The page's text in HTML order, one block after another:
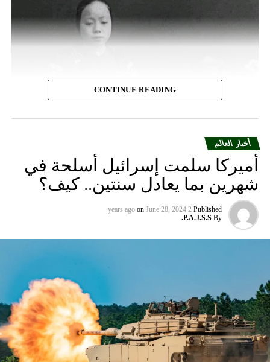
CONTINUE READING
أخبار العالم
أميركا سلمت إسرائيل أسلحة في
شهرين بما يعادل سنتين.. كيف؟
Published
2 years ago
on June 28, 2024
By
P.A.J.S.S.